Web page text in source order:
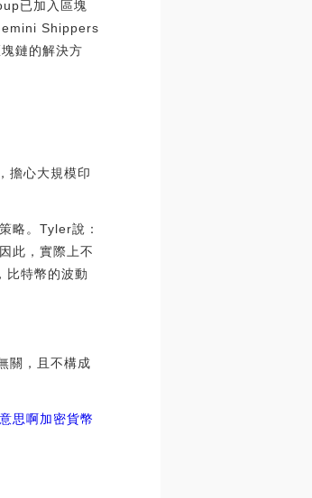
已加入區塊
Shippers
鏈的解決方
擔心大規模印
略。Tyler說：
此，實際上不
比特幣的波動
關，且不構成
思啊加密貨幣